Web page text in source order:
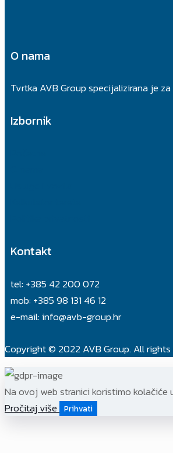
O nama
Tvrtka AVB Group specijalizirana je
Izbornik
Kontakt
tel: +385 42 200 072
mob: +385 98 131 46 12
e-mail: info@avb-group.hr
Copyright © 2022 AVB Group. All rights
Na ovoj web stranici koristimo
Pročitaj više
Prihvati